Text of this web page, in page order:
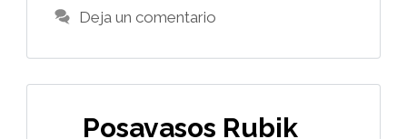
Deja un comentario
Posavasos Rubik